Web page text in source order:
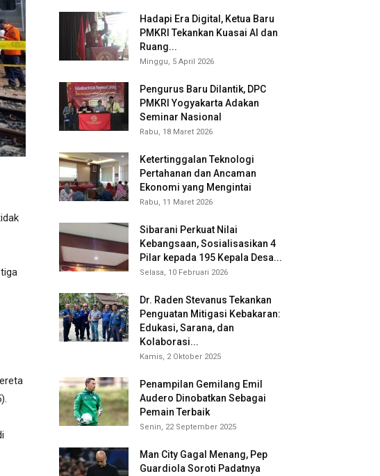
Hadapi Era Digital, Ketua Baru
PMKRI Tekankan Kuasai AI dan
Ruang...
Minggu, 5 April 2026
Pengurus Baru Dilantik, DPC
PMKRI Yogyakarta Adakan
Seminar Nasional
Rabu, 18 Maret 2026
Ketertinggalan Teknologi
Pertahanan dan Ancaman
Ekonomi yang Mengintai
Rabu, 11 Maret 2026
Sibarani Perkuat Nilai
Kebangsaan, Sosialisasikan 4
Pilar kepada 195 Kepala Desa...
Selasa, 10 Februari 2026
Dr. Raden Stevanus Tekankan
Penguatan Mitigasi Kebakaran:
Edukasi, Sarana, dan
Kolaborasi...
Kamis, 2 Oktober 2025
Penampilan Gemilang Emil
Audero Dinobatkan Sebagai
Pemain Terbaik
Senin, 22 September 2025
Man City Gagal Menang, Pep
Guardiola Soroti Padatnya